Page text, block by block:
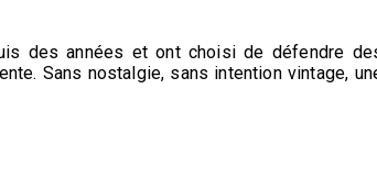
des années et ont choisi de défendre
Sans nostalgie, sans intention vintage,